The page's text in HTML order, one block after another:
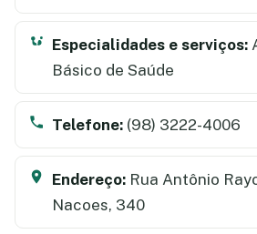
Especialidades e serviços:
Básico de Saúde
Telefone: (98) 3222-4006
Endereço: Rua Antônio
Nacoes, 340